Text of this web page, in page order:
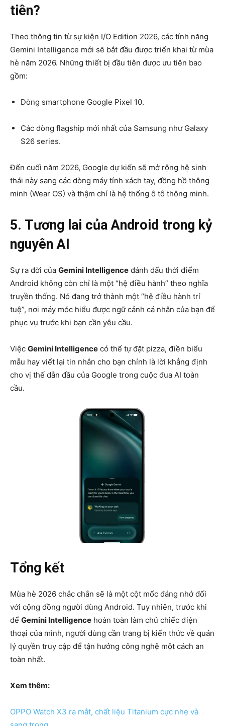
tiên?
Theo thông tin từ sự kiện I/O Edition 2026, các tính năng
Gemini Intelligence mới sẽ bắt đầu được triển khai từ mùa
hè năm 2026. Những thiết bị đầu tiên được ưu tiên bao
gồm:
Dòng smartphone Google Pixel 10.
Các dòng flagship mới nhất của Samsung như Galaxy
S26 series.
Đến cuối năm 2026, Google dự kiến sẽ mở rộng hệ sinh
thái này sang các dòng máy tính xách tay, đồng hồ thông
minh (Wear OS) và thậm chí là hệ thống ô tô thông minh.
5. Tương lai của Android trong kỷ
nguyên AI
Sự ra đời của Gemini Intelligence đánh dấu thời điểm
Android không còn chỉ là một “hệ điều hành” theo nghĩa
truyền thống. Nó đang trở thành một “hệ điều hành trí
tuệ”, nơi máy móc hiểu được ngữ cảnh cá nhân của bạn để
phục vụ trước khi bạn cần yêu cầu.
Việc Gemini Intelligence có thể tự đặt pizza, điền biểu
mẫu hay viết lại tin nhắn cho bạn chính là lời khẳng định
cho vị thế dẫn đầu của Google trong cuộc đua AI toàn
cầu.
Tổng kết
Mùa hè 2026 chắc chắn sẽ là một cột mốc đáng nhớ đối
với cộng đồng người dùng Android. Tuy nhiên, trước khi
để Gemini Intelligence hoàn toàn làm chủ chiếc điện
thoại của mình, người dùng cần trang bị kiến thức về quản
lý quyền truy cập để tận hưởng công nghệ một cách an
toàn nhất.
Xem thêm:
OPPO Watch X3 ra mắt, chất liệu Titanium cực nhẹ và